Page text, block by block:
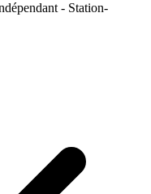
- Station-